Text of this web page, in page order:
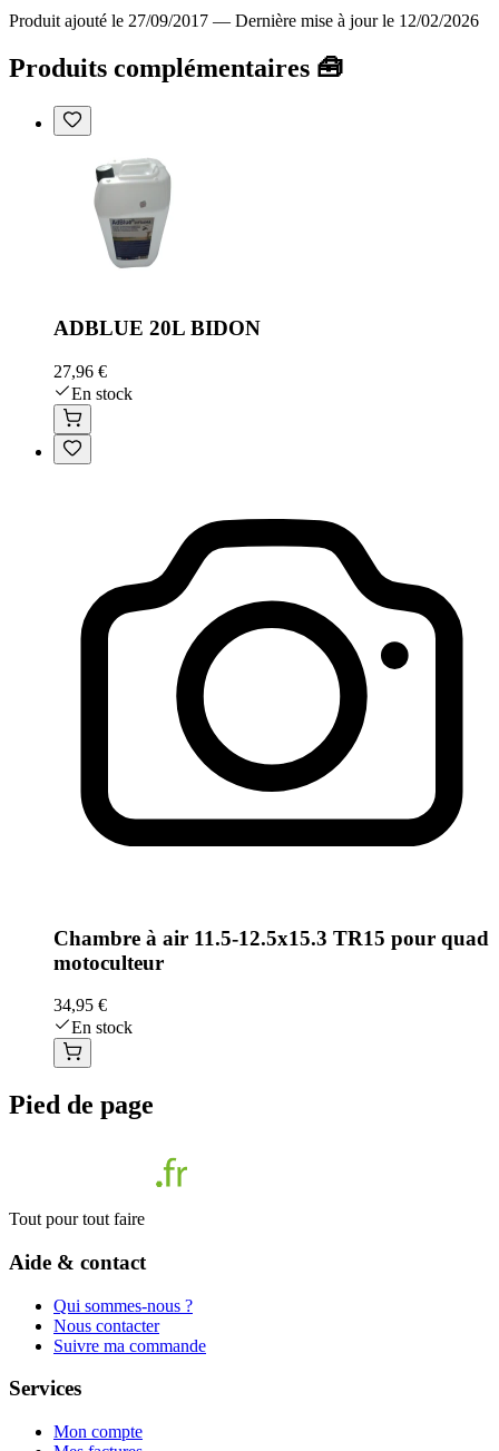
Produit ajouté le 27/09/2017 — Dernière mise à jour le 12/02/2026
Produits complémentaires 🧰
ADBLUE 20L BIDON
27,96 €
En stock
Chambre à air 11.5-12.5x15.3 TR15 pour quad
motoculteur
34,95 €
En stock
Pied de page
Tout pour tout faire
Aide & contact
Qui sommes-nous ?
Nous contacter
Suivre ma commande
Services
Mon compte